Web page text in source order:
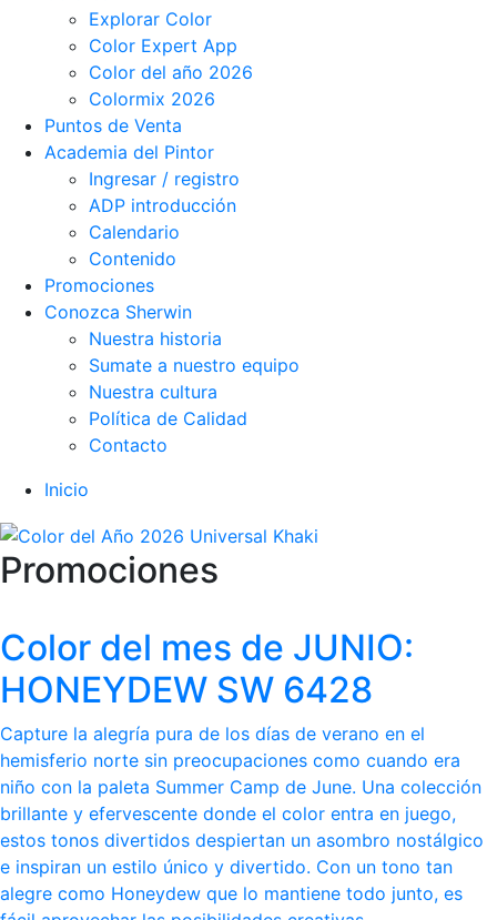
Explorar Color
Color Expert App
Color del año 2026
Colormix 2026
Puntos de Venta
Academia del Pintor
Ingresar / registro
ADP introducción
Calendario
Contenido
Promociones
Conozca Sherwin
Nuestra historia
Sumate a nuestro equipo
Nuestra cultura
Política de Calidad
Contacto
Inicio
Promociones
Color del mes de JUNIO:
HONEYDEW SW 6428
Capture la alegría pura de los días de verano en el
hemisferio norte sin preocupaciones como cuando era
niño con la paleta Summer Camp de June. Una colección
brillante y efervescente donde el color entra en juego,
estos tonos divertidos despiertan un asombro nostálgico
e inspiran un estilo único y divertido. Con un tono tan
alegre como Honeydew que lo mantiene todo junto, es